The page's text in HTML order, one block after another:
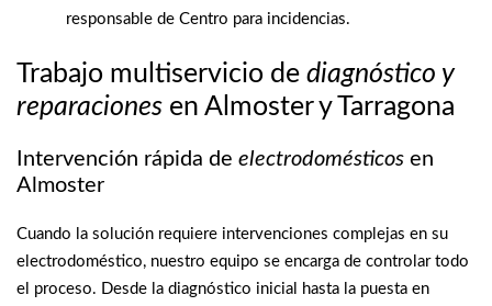
responsable de Centro para incidencias.
Trabajo multiservicio de diagnóstico y
reparaciones en Almoster y Tarragona
Intervención rápida de electrodomésticos en
Almoster
Cuando la solución requiere intervenciones complejas en su
electrodoméstico, nuestro equipo se encarga de controlar todo
el proceso. Desde la diagnóstico inicial hasta la puesta en